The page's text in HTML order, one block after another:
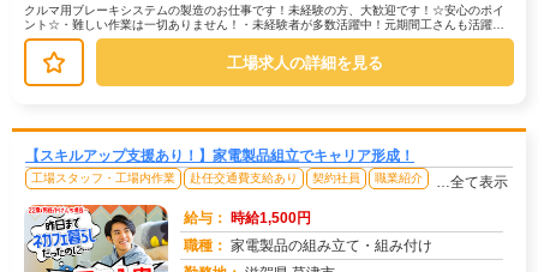
クルマ用ブレーキシステムの製造のお仕事です！未経験の方、大歓迎です！☆安心のポイ
ント☆・難しい作業は一切ありません！・未経験者が多数活躍中！元期間工さんも活躍し
ています！・簡単な機械操作、目視検...
工場求人の詳細を見る
【スキルアップ支援あり！】家電製品組立でキャリア形成！
工場スタッフ・工場内作業 赴任交通費支給あり 契約社員 職業紹介 …全て表示
給与： 時給1,500円
職種： 家電製品の組み立て・組み付け